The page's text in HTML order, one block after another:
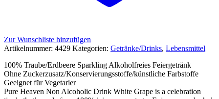
Zur Wunschliste hinzufügen
Artikelnummer: 4429 Kategorien: Getränke/Drinks, Lebensmittel
100% Traube/Erdbeere Sparkling Alkoholfreies Feiergetränk
Ohne Zuckerzusatz/Konservierungsstoffe/künstliche Farbstoffe
Geeignet für Vegetarier
Pure Heaven Non Alcoholic Drink White Grape is a celebration